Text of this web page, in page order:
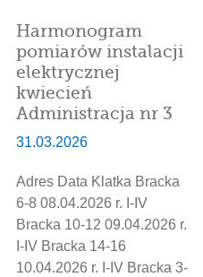
Harmonogram
pomiarów instalacji
elektrycznej
kwiecień
Administracja nr 3
31.03.2026
Adres Data Klatka Bracka
6-8 08.04.2026 r. I-IV
Bracka 10-12 09.04.2026 r.
I-IV Bracka 14-16
10.04.2026 r. I-IV Bracka 3-